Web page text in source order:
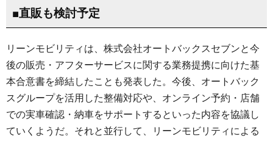
■直販も検討予定
リーンモビリティは、株式会社オートバックスセブンと今
後の販売・アフターサービスに関する業務提携に向けた基
本合意書を締結したことも発表した。今後、オートバック
スグループを活用した整備対応や、オンライン予約・店舗
での実車確認・納車をサポートするといった内容を協議し
ていくようだ。それと並行して、リーンモビリティによる